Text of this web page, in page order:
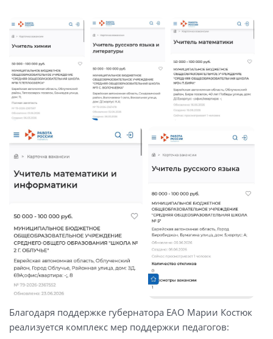
Благодаря поддержке губернатора ЕАО Марии Костюк
реализуется комплекс мер поддержки педагогов: